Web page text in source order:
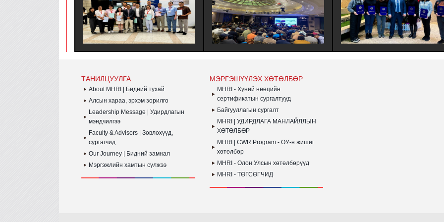
ХӨТӨЛБӨРТ ЗОЧИН ТӨЛӨӨЛӨГЧӨӨР
ОРОЛЦОЖ, БНСУ-Н ААН БОЛОН ТӨР
ЗАХИРГААНЫ БАЙГУУЛЛАГЫН ҮЙЛ
АЖИЛЛАГААТАЙ ТАНИЛЦАЖ
ТУРШЛАГА СУДЛАХ АЛБАН
САЙЖРУУЛАХ НЬ | ХАРИЛЦАА
ХАНДЛАГЫН БАГЦ СУРГАЛТ
ЗОХИОН БАЙГУУЛАГДЛАА.
МЭРГЭШҮҮЛЭХ (MHRI/LEVEL-B)
ТҮВШНИЙ ҮНДСЭН СУРГАЛТЫН
СУРАЛЦАГЧИД ХӨТӨЛБӨРӨӨ
ДҮҮРГЭЖ СЕРТИФИКАТАА
АВЛАА.
ТАНИЛЦУУЛГА
About MHRI | Бидний тухай
Алсын хараа, эрхэм зорилго
Leadership Message | Удирдлагын
мэндчилгээ
Faculty & Advisors | Зөвлөхүүд,
сургагчид
Our Journey | Бидний замнал
Мэргэжлийн хамтын сүлжээ
МЭРГЭШҮҮЛЭХ ХӨТӨЛБӨР
MHRI - Хүний нөөцийн
сертификатын сургалтууд
Байгууллагын сургалт
MHRI | УДИРДЛАГА МАНЛАЙЛЛЫН
ХӨТӨЛБӨР
MHRI | CWR Program - ОУ-н жишиг
хөтөлбөр
MHRI - Олон Улсын хөтөлбөрүүд
MHRI - ТӨГСӨГЧИД